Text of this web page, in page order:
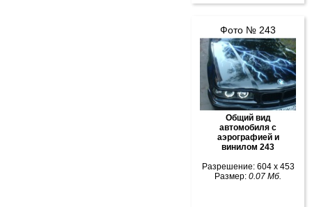
Фото № 243
Общий вид
автомобиля с
аэрографией и
винилом 243
Разрешение: 604 x 453
Размер: 0.07 Мб.